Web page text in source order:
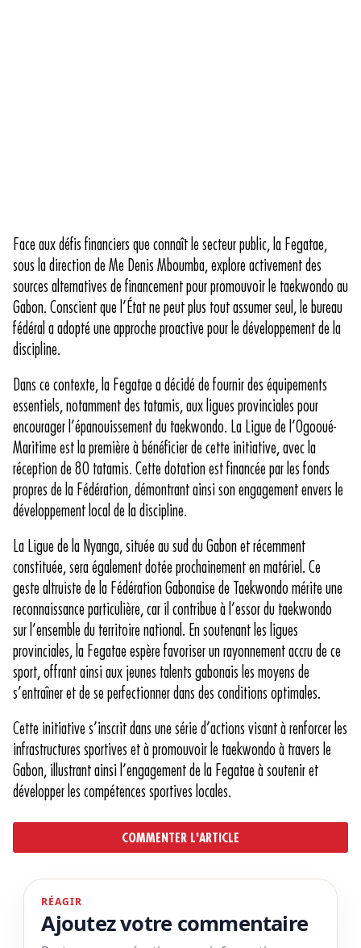
Face aux défis financiers que connaît le secteur public, la Fegatae,
sous la direction de Me Denis Mboumba, explore activement des
sources alternatives de financement pour promouvoir le taekwondo au
Gabon. Conscient que l’État ne peut plus tout assumer seul, le bureau
fédéral a adopté une approche proactive pour le développement de la
discipline.
Dans ce contexte, la Fegatae a décidé de fournir des équipements
essentiels, notamment des tatamis, aux ligues provinciales pour
encourager l’épanouissement du taekwondo. La Ligue de l’Ogooué-
Maritime est la première à bénéficier de cette initiative, avec la
réception de 80 tatamis. Cette dotation est financée par les fonds
propres de la Fédération, démontrant ainsi son engagement envers le
développement local de la discipline.
La Ligue de la Nyanga, située au sud du Gabon et récemment
constituée, sera également dotée prochainement en matériel. Ce
geste altruiste de la Fédération Gabonaise de Taekwondo mérite une
reconnaissance particulière, car il contribue à l’essor du taekwondo
sur l’ensemble du territoire national. En soutenant les ligues
provinciales, la Fegatae espère favoriser un rayonnement accru de ce
sport, offrant ainsi aux jeunes talents gabonais les moyens de
s’entraîner et de se perfectionner dans des conditions optimales.
Cette initiative s’inscrit dans une série d’actions visant à renforcer les
infrastructures sportives et à promouvoir le taekwondo à travers le
Gabon, illustrant ainsi l’engagement de la Fegatae à soutenir et
développer les compétences sportives locales.
COMMENTER L'ARTICLE
RÉAGIR
Ajoutez votre commentaire